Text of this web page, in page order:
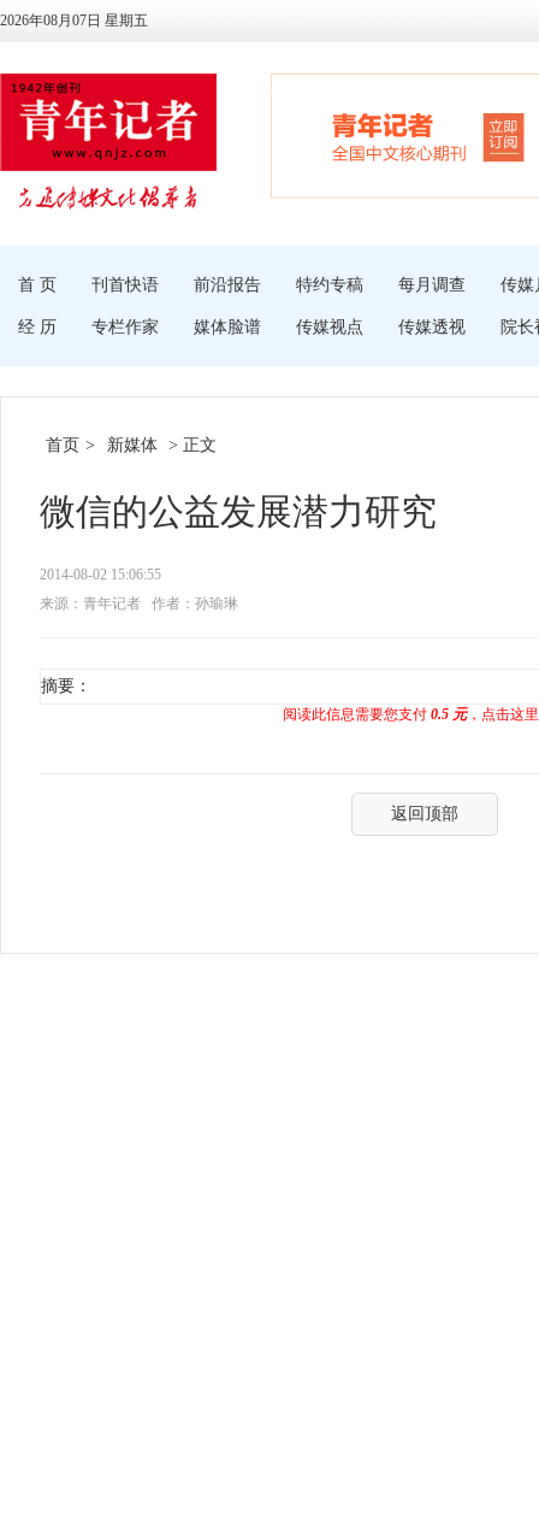
2026年08月07日 星期五
首 页 刊首快语 前沿报告 特约专稿 每月调查 传媒
经 历 专栏作家 媒体脸谱 传媒视点 传媒透视 院长
首页 > 新媒体 > 正文
微信的公益发展潜力研究
2014-08-02 15:06:55
来源：青年记者
作者：孙瑜琳
摘要：
阅读此信息需要您支付 0.5 元，点击这
返回顶部